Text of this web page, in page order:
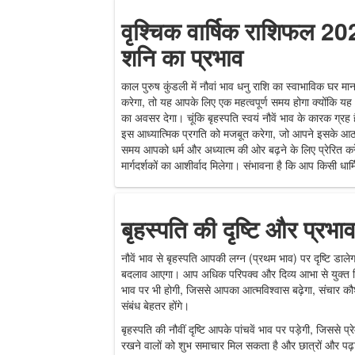
वृश्चिक वार्षिक राशिफल
शनि का प्रभाव
काल पुरुष कुंडली में नौवां भाव धनु राशि का स्वाभाविक घर
करेगा, तो यह आपके लिए एक महत्वपूर्ण समय होगा क्योंकि
का अवसर देगा। चूंकि बृहस्पति स्वयं नौवें भाव के कारक
इस आध्यात्मिक प्रगति को मजबूत करेगा, जो आपने इसके
समय आपको धर्म और अध्यात्म की ओर बढ़ने के लिए प्रेरित
मार्गदर्शकों का आशीर्वाद मिलेगा। संभावना है कि आप किसी
बृहस्पति की दृष्टि और प्रभाव
नौवें भाव से बृहस्पति आपकी लग्न (प्रथम भाव) पर दृष्टि
बदलाव आएगा। आप अधिक परिपक्व और दिव्य आभा से युक्त
भाव पर भी होगी, जिससे आपका आत्मविश्वास बढ़ेगा, संचार
संबंध बेहतर होंगे।
बृहस्पति की नौवीं दृष्टि आपके पांचवें भाव पर पड़ेगी, जिससे
रखने वालों को शुभ समाचार मिल सकता है और छात्रों और